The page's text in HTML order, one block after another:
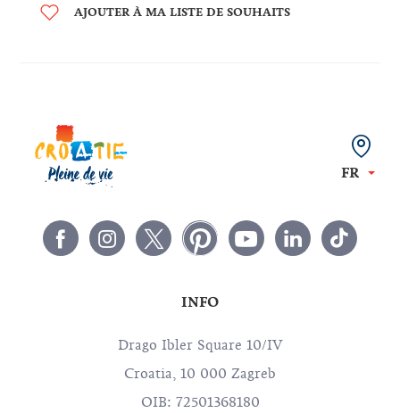
AJOUTER À MA LISTE DE SOUHAITS
FR
INFO
Drago Ibler Square 10/IV
Croatia, 10 000 Zagreb
OIB: 72501368180